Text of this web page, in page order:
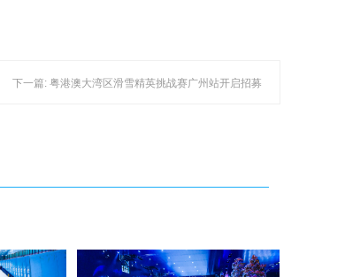
下一篇: 粤港澳大湾区滑雪精英挑战赛广州站开启招募